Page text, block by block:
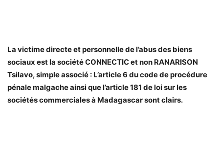
La victime directe et personnelle de l’abus des biens
sociaux est la société CONNECTIC et non RANARISON
Tsilavo, simple associé : L’article 6 du code de procédure
pénale malgache ainsi que l’article 181 de loi sur les
sociétés commerciales à Madagascar sont clairs.